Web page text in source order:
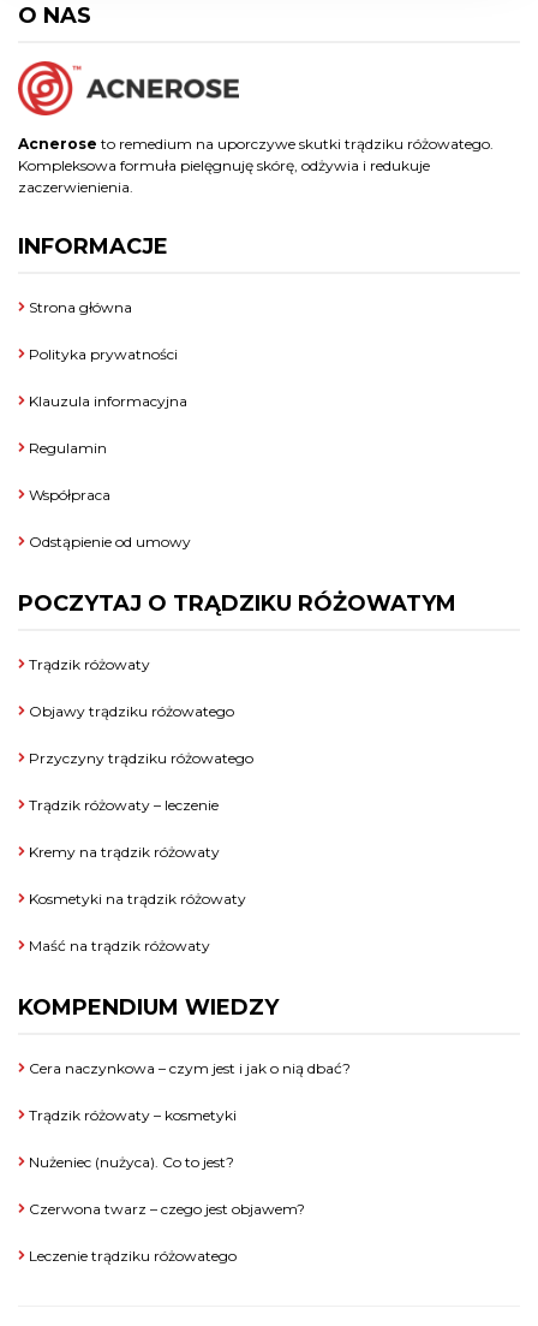
O NAS
Acnerose to remedium na uporczywe skutki trądziku różowatego.
Kompleksowa formuła pielęgnuję skórę, odżywia i redukuje
zaczerwienienia.
INFORMACJE
Strona główna
Polityka prywatności
Klauzula informacyjna
Regulamin
Współpraca
Odstąpienie od umowy
POCZYTAJ O TRĄDZIKU RÓŻOWATYM
Trądzik różowaty
Objawy trądziku różowatego
Przyczyny trądziku różowatego
Trądzik różowaty – leczenie
Kremy na trądzik różowaty
Kosmetyki na trądzik różowaty
Maść na trądzik różowaty
KOMPENDIUM WIEDZY
Cera naczynkowa – czym jest i jak o nią dbać?
Trądzik różowaty – kosmetyki
Nużeniec (nużyca). Co to jest?
Czerwona twarz – czego jest objawem?
Leczenie trądziku różowatego